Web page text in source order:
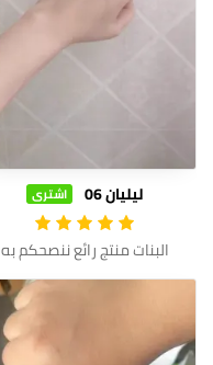
ليليان 06 اشترى
البنات منتج رائع ننصحكم به